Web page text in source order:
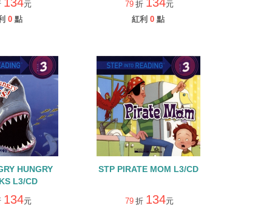
元
0 點
79 折
元
紅利 0 點
HUNGRY
L3/CD
134元
STP PIRATE MOM L3/CD
79 折 134元